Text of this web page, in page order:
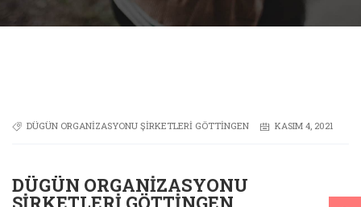
DÜGÜN ORGANIZASYONU ŞIRKETLERI GÖTTINGEN KASIM 4, 2021
DÜGÜN ORGANIZASYONU